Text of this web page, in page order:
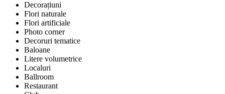
Decorațiuni
Flori naturale
Flori artificiale
Photo corner
Decoruri tematice
Baloane
Litere volumetrice
Localuri
Ballroom
Restaurant